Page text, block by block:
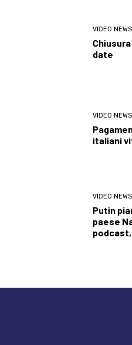
VIDEO NEWS
date
VIDEO NEWS
italiani
VIDEO NEWS
Putin
paese